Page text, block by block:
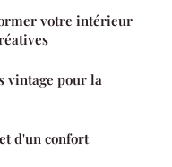
votre intérieur
vintage pour la
d'un confort